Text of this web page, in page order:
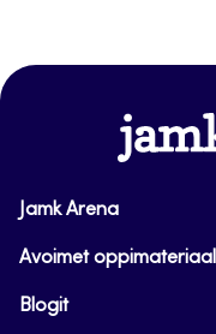
Jamk Arena
Avoimet
Blogit